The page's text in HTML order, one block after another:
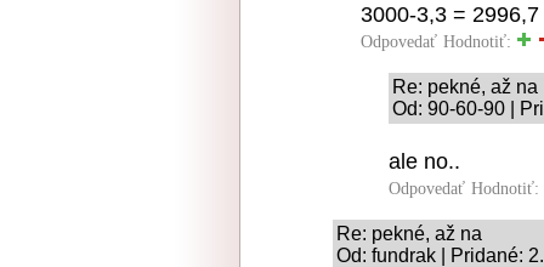
3000-3,3 = 2996,7
Odpovedať Hodnotiť:
Re: pekné, až na
Od: 90-60-90 |
ale no..
Odpovedať Hodnotiť:
Re: pekné, až na
Od: fundrak | Pridané: